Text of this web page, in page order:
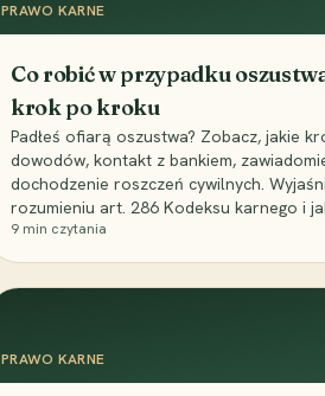
PRAWO KARNE
Co robić w przypadku
krok po kroku
Padłeś ofiarą oszustwa? Zobacz, jakie
dowodów, kontakt z bankiem,
dochodzenie roszczeń cywilnych.
rozumieniu art. 286 Kodeksu karnego i
9 min czytania
PRAWO KARNE